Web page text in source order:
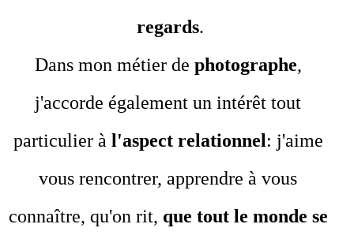
regards.
Dans mon métier de photographe,
j'accorde également un intérêt tout
particulier à l'aspect relationnel: j'aime
vous rencontrer, apprendre à vous
connaître, qu'on rit, que tout le monde se